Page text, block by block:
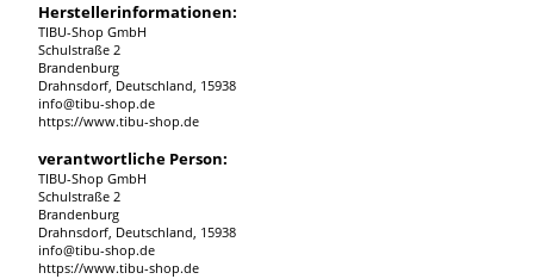
Herstellerinformationen:
TIBU-Shop GmbH
Schulstraße 2
Brandenburg
Drahnsdorf, Deutschland, 15938
info@tibu-shop.de
https://www.tibu-shop.de
verantwortliche Person:
TIBU-Shop GmbH
Schulstraße 2
Brandenburg
Drahnsdorf, Deutschland, 15938
info@tibu-shop.de
https://www.tibu-shop.de